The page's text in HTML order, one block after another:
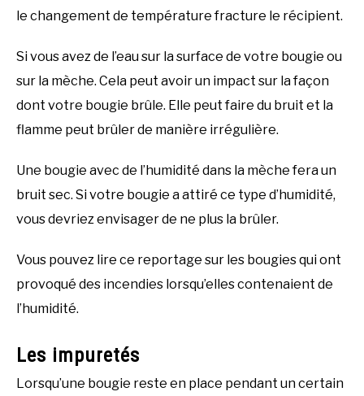
le changement de température fracture le récipient.
Si vous avez de l’eau sur la surface de votre bougie ou
sur la mèche. Cela peut avoir un impact sur la façon
dont votre bougie brûle. Elle peut faire du bruit et la
flamme peut brûler de manière irrégulière.
Une bougie avec de l’humidité dans la mèche fera un
bruit sec. Si votre bougie a attiré ce type d’humidité,
vous devriez envisager de ne plus la brûler.
Vous pouvez lire ce reportage sur les bougies qui ont
provoqué des incendies lorsqu’elles contenaient de
l’humidité.
Les impuretés
Lorsqu’une bougie reste en place pendant un certain